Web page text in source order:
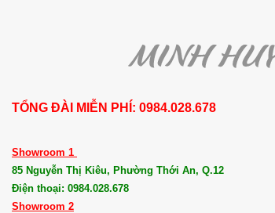
TỔNG ĐÀI MIỄN PHÍ: 0984.028.678
Showroom 1
85 Nguyễn Thị Kiêu, Phường Thới An, Q.12
Điện thoại: 0984.028.678
Showroom 2